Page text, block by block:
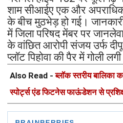
शाम सीआईए एक और अपराधिक
के बीच मुठभेड़ हो गई।
में जिला परिषद मेंबर पर
के वांछित आरोपी संजय उर्फ दीपू
प्लॉट पिहोवा की पैर में गोली
Also Read -ब्लॉक स्तरीय बालिका
स्पोर्ट्स एंड फिटनेस फाऊंडेशन से
परचम